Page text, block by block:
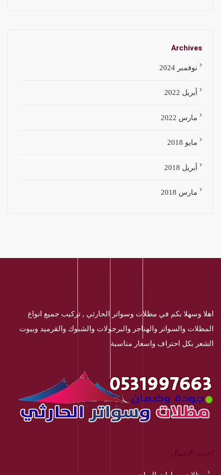
Archives
نوفمبر 2024
أبريل 2022
مارس 2022
مايو 2018
أبريل 2018
مارس 2018
اهلا وسهلا بكم في مظلات وسواتر الحارثي , تركيب جميع انواع
المظلات والسواتر والهناجر والبرجولات والشبوك والقرميد وبيوت
الشعر بكل احتراف واسعار مناسبة